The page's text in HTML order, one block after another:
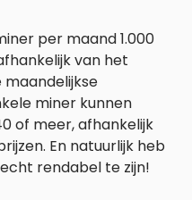
per maand 1.000
van het
miner kunnen
of meer, afhankelijk
En natuurlijk heb
rendabel te zijn!